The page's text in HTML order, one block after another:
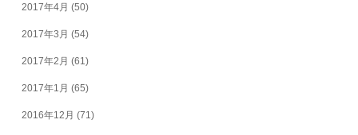
2017年4月 (50)
2017年3月 (54)
2017年2月 (61)
2017年1月 (65)
2016年12月 (71)